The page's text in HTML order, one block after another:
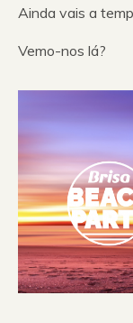
Ainda vais a
Vemo-nos lá?